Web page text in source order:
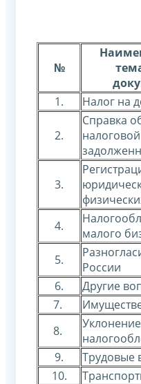
№
1.
Налог на
2.
Справка
налоговой
3.
4.
малого
5.
России
6.
Другие
7.
8.
9.
Трудовые
10.